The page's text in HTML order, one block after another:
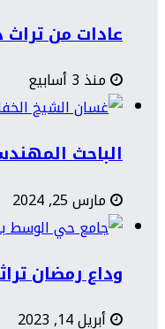
عادات من تراث
منذ 3 أسابيع
الباحث
مارس 25, 2024
وداع رمضان
أبريل 14, 2023